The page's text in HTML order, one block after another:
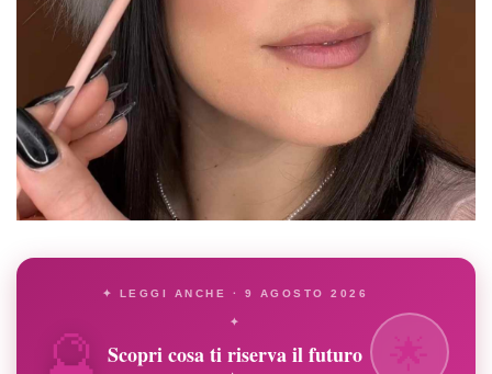
🔮
✦ LEGGI ANCHE · 9 AGOSTO 2026
✦
Scopri cosa ti riserva il futuro